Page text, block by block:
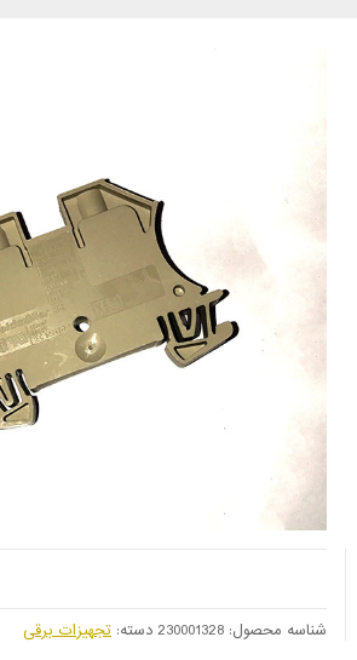
شناسه محصول: 230001328 دسته: تجهیزات برقی